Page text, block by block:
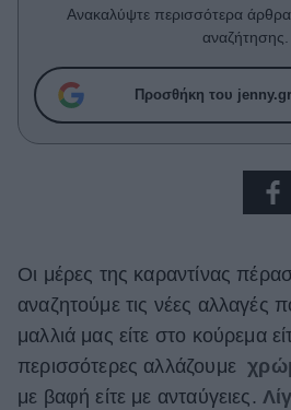
Celebrities
True Stories
Ask the Guru
Success Stories
Living
Deco
Cooking
Green
Ανακαλύψτε περισσότερα
αναζήτησης.
Προσθήκη του
Οι μέρες της καραντίνας
αναζητούμε τις νέες αλλαγές
μαλλιά μας είτε στο κούρεμα
περισσότερες αλλάζουμε
με βαφή είτε με ανταύγειες.